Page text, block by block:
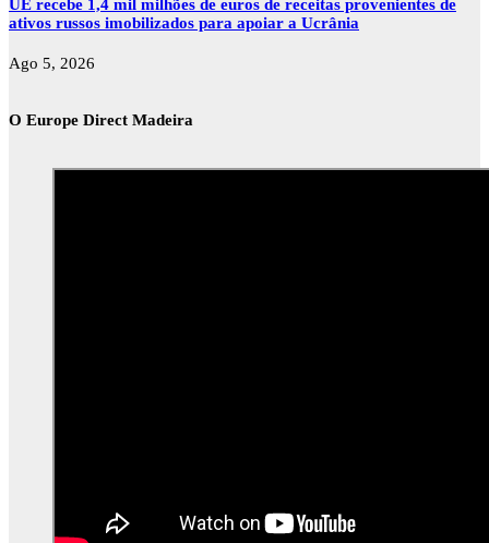
UE recebe 1,4 mil milhões de euros de receitas provenientes de
ativos russos imobilizados para apoiar a Ucrânia
Ago 5, 2026
O Europe Direct Madeira